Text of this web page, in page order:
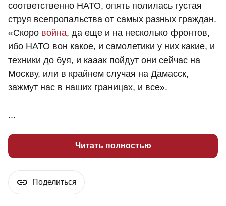
соответственно НАТО, опять полилась густая
струя всепропальства от самых разных граждан.
«Скоро война, да еще и на несколько фронтов,
ибо НАТО вон какое, и самолетики у них какие, и
техники до буя, и кааак пойдут они сейчас на
Москву, или в крайнем случая на Дамасск,
зажмут нас в наших границах, и все».
...
Читать полностью
Поделиться